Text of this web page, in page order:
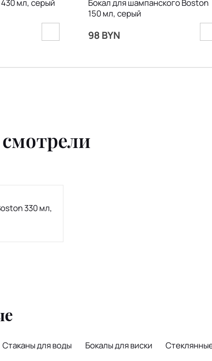
мл, серый
Бокал для шампанского Boston
150 мл, серый
98 BYN
330 мл,
Стаканы для воды Бокалы для виски